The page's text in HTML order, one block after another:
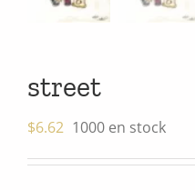
street
$6.62 1000 en stock